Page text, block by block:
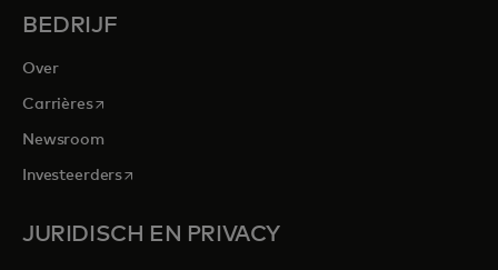
BEDRIJF
Over
Carrièresopens in a new tab
Newsroom
Investeerdersopens in a new tab
JURIDISCH EN PRIVACY